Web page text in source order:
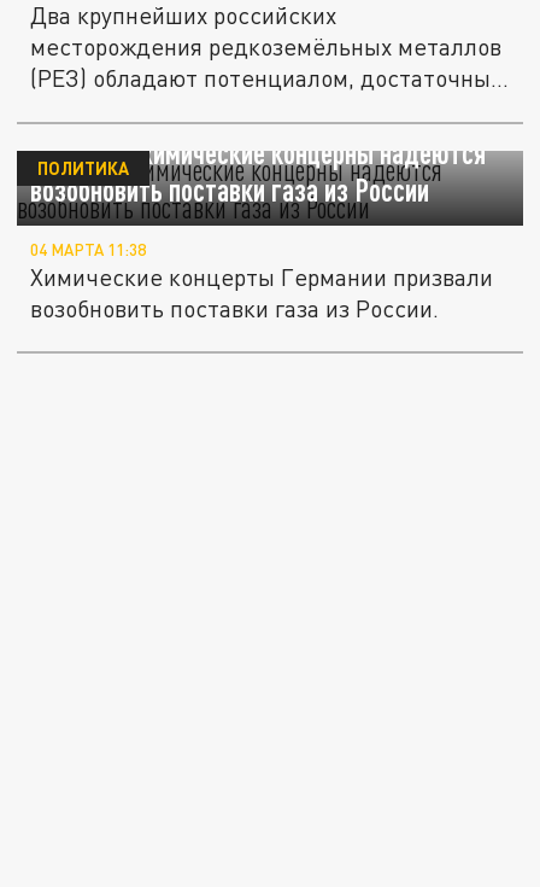
Два крупнейших российских
месторождения редкоземёльных металлов
(РЕЗ) обладают потенциалом, достаточным
Немецкие химические концерны надеются
возобновить поставки газа из России
ПОЛИТИКА
04 МАРТА 11:38
Химические концерты Германии призвали
возобновить поставки газа из России.